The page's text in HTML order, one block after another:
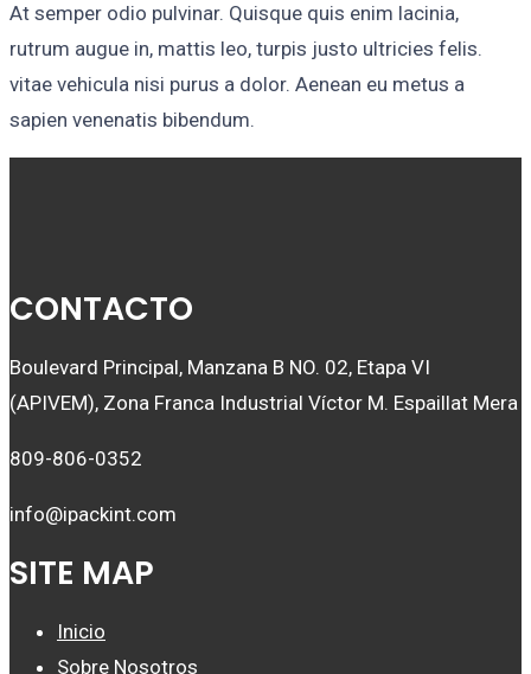
At semper odio pulvinar. Quisque quis enim lacinia,
rutrum augue in, mattis leo, turpis justo ultricies felis.
vitae vehicula nisi purus a dolor. Aenean eu metus a
sapien venenatis bibendum.
CONTACTO
Boulevard Principal, Manzana B NO. 02, Etapa VI
(APIVEM), Zona Franca Industrial Víctor M. Espaillat Mera
809-806-0352
info@ipackint.com
SITE MAP
Inicio
Sobre Nosotros